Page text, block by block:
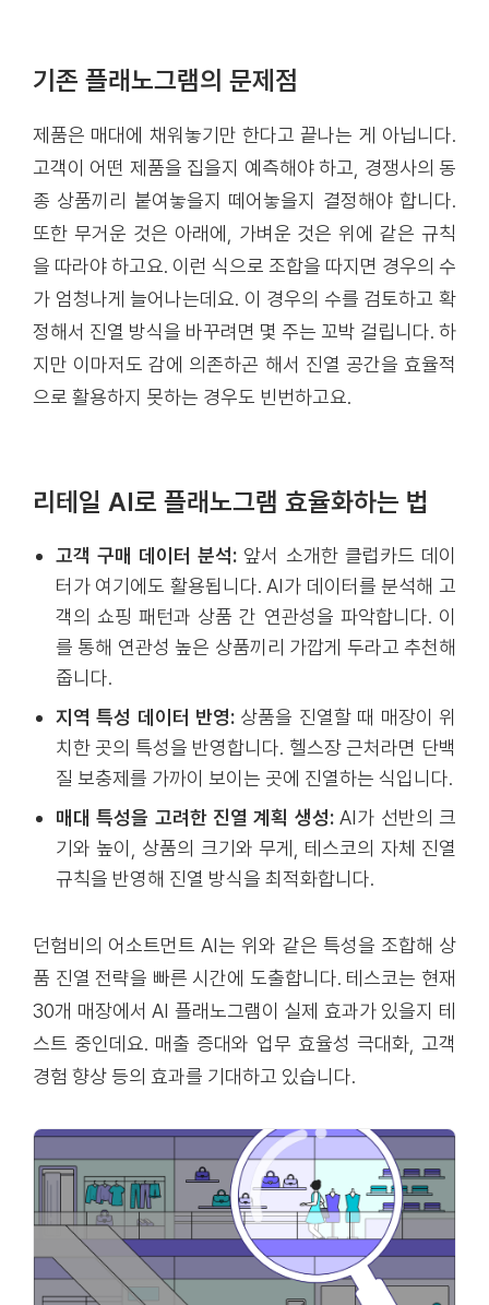
기존 플래노그램의 문제점
제품은 매대에 채워놓기만 한다고 끝나는 게 아닙니다.
고객이 어떤 제품을 집을지 예측해야 하고, 경쟁사의 동
종 상품끼리 붙여놓을지 떼어놓을지 결정해야 합니다.
또한 무거운 것은 아래에, 가벼운 것은 위에 같은 규칙
을 따라야 하고요. 이런 식으로 조합을 따지면 경우의 수
가 엄청나게 늘어나는데요. 이 경우의 수를 검토하고 확
정해서 진열 방식을 바꾸려면 몇 주는 꼬박 걸립니다. 하
지만 이마저도 감에 의존하곤 해서 진열 공간을 효율적
으로 활용하지 못하는 경우도 빈번하고요.
리테일 AI로 플래노그램 효율화하는 법
고객 구매 데이터 분석: 앞서 소개한 클럽카드 데이
터가 여기에도 활용됩니다. AI가 데이터를 분석해 고
객의 쇼핑 패턴과 상품 간 연관성을 파악합니다. 이
를 통해 연관성 높은 상품끼리 가깝게 두라고 추천해
줍니다.
지역 특성 데이터 반영: 상품을 진열할 때 매장이 위
치한 곳의 특성을 반영합니다. 헬스장 근처라면 단백
질 보충제를 가까이 보이는 곳에 진열하는 식입니다.
매대 특성을 고려한 진열 계획 생성:AI가 선반의 크
기와 높이, 상품의 크기와 무게, 테스코의 자체 진열
규칙을 반영해 진열 방식을 최적화합니다.
던험비의 어소트먼트 AI는 위와 같은 특성을 조합해 상
품 진열 전략을 빠른 시간에 도출합니다. 테스코는 현재
30개 매장에서 AI 플래노그램이 실제 효과가 있을지 테
스트 중인데요. 매출 증대와 업무 효율성 극대화, 고객
경험 향상 등의 효과를 기대하고 있습니다.